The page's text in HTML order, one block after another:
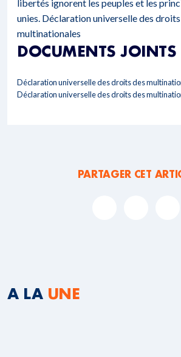
libertés ignorent les peuples et les
unies. Déclaration universelle des droits
multinationales
DOCUMENTS JOINTS
Déclaration universelle des droits des
Déclaration universelle des droits des
PARTAGER CET
A LA UNE